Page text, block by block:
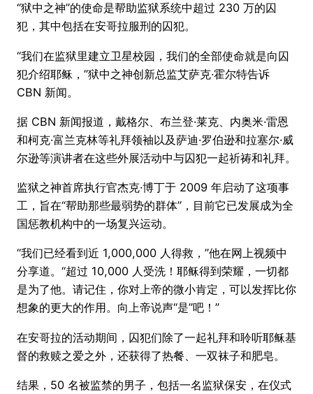
“狱中之神”的使命是帮助监狱系统中超过 230 万的囚
犯，其中包括在安哥拉服刑的囚犯。
“我们在监狱里建立卫星校园，我们的全部使命就是向囚
犯介绍耶稣，”狱中之神创新总监艾萨克·霍尔特告诉
CBN 新闻。
据 CBN 新闻报道，戴格尔、布兰登·莱克、内奥米·雷恩
和柯克·富兰克林等礼拜领袖以及萨迪·罗伯逊和拉塞尔·威
尔逊等演讲者在这些外展活动中与囚犯一起祈祷和礼拜。
监狱之神首席执行官杰克·博丁于 2009 年启动了这项事
工，旨在“帮助那些最弱势的群体”，目前它已发展成为全
国惩教机构中的一场复兴运动。
“我们已经看到近 1,000,000 人得救，”他在网上视频中
分享道。“超过 10,000 人受洗！耶稣得到荣耀，一切都
是为了他。请记住，你对上帝的微小肯定，可以发挥比你
想象的更大的作用。向上帝说声“是”吧！”
在安哥拉的活动期间，囚犯们除了一起礼拜和聆听耶稣基
督的救赎之爱之外，还获得了热餐、一双袜子和肥皂。
结果，50 名被监禁的男子，包括一名监狱保安，在仪式